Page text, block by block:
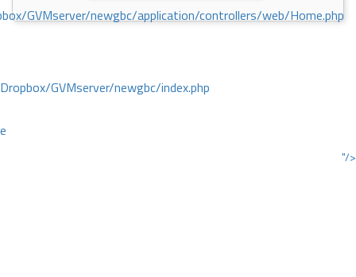
GVMserver/newgbc/application/controllers/web/Home.php
GVMserver/newgbc/index.php
"/>